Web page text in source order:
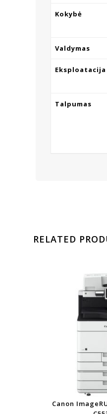
Kokybė
Valdymas
Eksploatacija
Talpumas
RELATED
Canon